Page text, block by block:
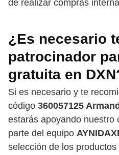
de realizar compras
¿Es necesario
patrocinador
gratuita en
Si es necesario y te
código 360057125
estarás apoyando nuestro
parte del equipo
selección de los